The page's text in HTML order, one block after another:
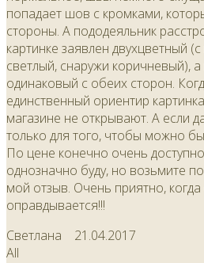
попадает шов с кромками,
стороны. А пододеяльник
картинке заявлен двухцветный
светлый, снаружи коричневый),
одинаковый с обеих сторон.
единственный ориентир
магазине не открывают. А если
только для того, чтобы можно
По цене конечно очень
однозначно буду, но возьмите
мой отзыв. Очень приятно,
оправдывается!!!
Светлана 21.04.2017
All